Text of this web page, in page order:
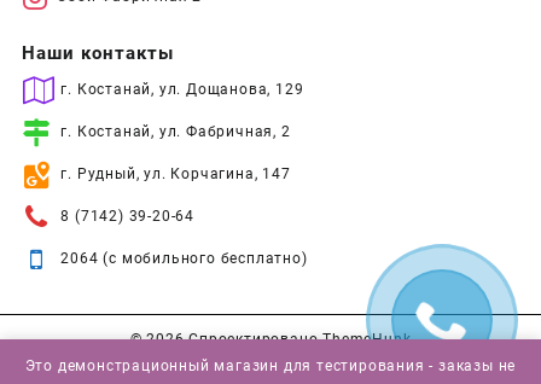
Наши контакты
г. Костанай, ул. Дощанова, 129
г. Костанай, ул. Фабричная, 2
г. Рудный, ул. Корчагина, 147
8 (7142) 39-20-64
2064 (с мобильного бесплатно)
© 2026Спроектировано ThemeHunk
Это демонстрационный магазин для тестирования - заказы не